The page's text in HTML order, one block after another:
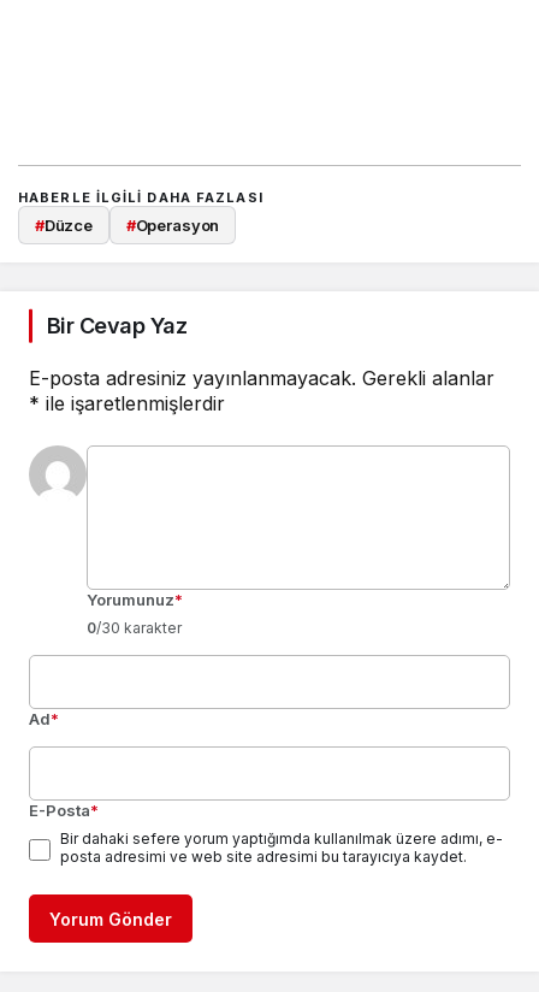
HABERLE ILGILI DAHA FAZLASI
#Düzce #Operasyon
Bir Cevap Yaz
E-posta adresiniz yayınlanmayacak. Gerekli alanlar
* ile işaretlenmişlerdir
Yorumunuz*
0/30 karakter
Ad*
E-Posta*
Bir dahaki sefere yorum yaptığımda kullanılmak üzere adımı, e-
posta adresimi ve web site adresimi bu tarayıcıya kaydet.
Yorum Gönder